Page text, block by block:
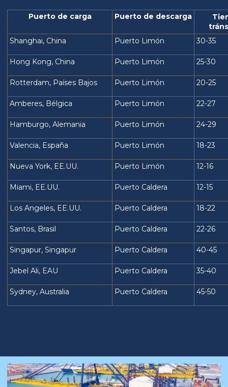
Puerto de carga Puerto de descarga
Shanghai, China
Puerto Limón 30-35
Hong Kong, China Puerto Limón 25-30
Rotterdam, Países Bajos Puerto Limón 20-25
Amberes, Bélgica Puerto Limón 22-27
Hamburgo, Alemania Puerto Limón 24-29
Valencia, España Puerto Limón 18-23
Nueva York, EE.UU. Puerto Limón 12-16
Miami, EE.UU. Puerto Caldera 12-15
Los Angeles, EE.UU. Puerto Caldera 18-22
Santos, Brasil Puerto Caldera 22-26
Singapur, Singapur Puerto Caldera 40-45
Jebel Ali, EAU Puerto Caldera 35-40
Sydney, Australia Puerto Caldera 45-50